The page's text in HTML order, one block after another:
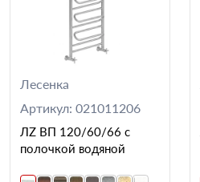
Лесенка
Артикул: 021011206
ЛZ ВП 120/60/66 с
полочкой водяной